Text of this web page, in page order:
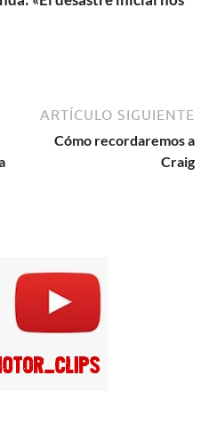
ARTÍCULO SIGUIENTE
Cómo recordaremos a
Craig